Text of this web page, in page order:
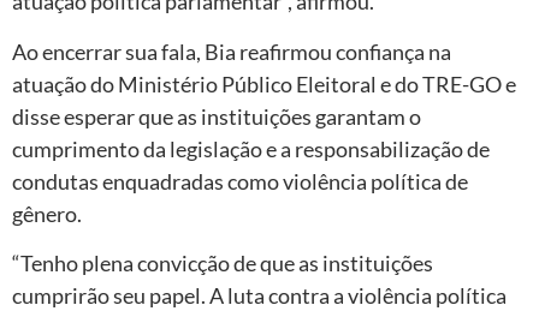
Ao encerrar sua fala, Bia reafirmou confiança na
atuação do Ministério Público Eleitoral e do TRE-GO e
disse esperar que as instituições garantam o
cumprimento da legislação e a responsabilização de
condutas enquadradas como violência política de
gênero.
“Tenho plena convicção de que as instituições
cumprirão seu papel. A luta contra a violência política